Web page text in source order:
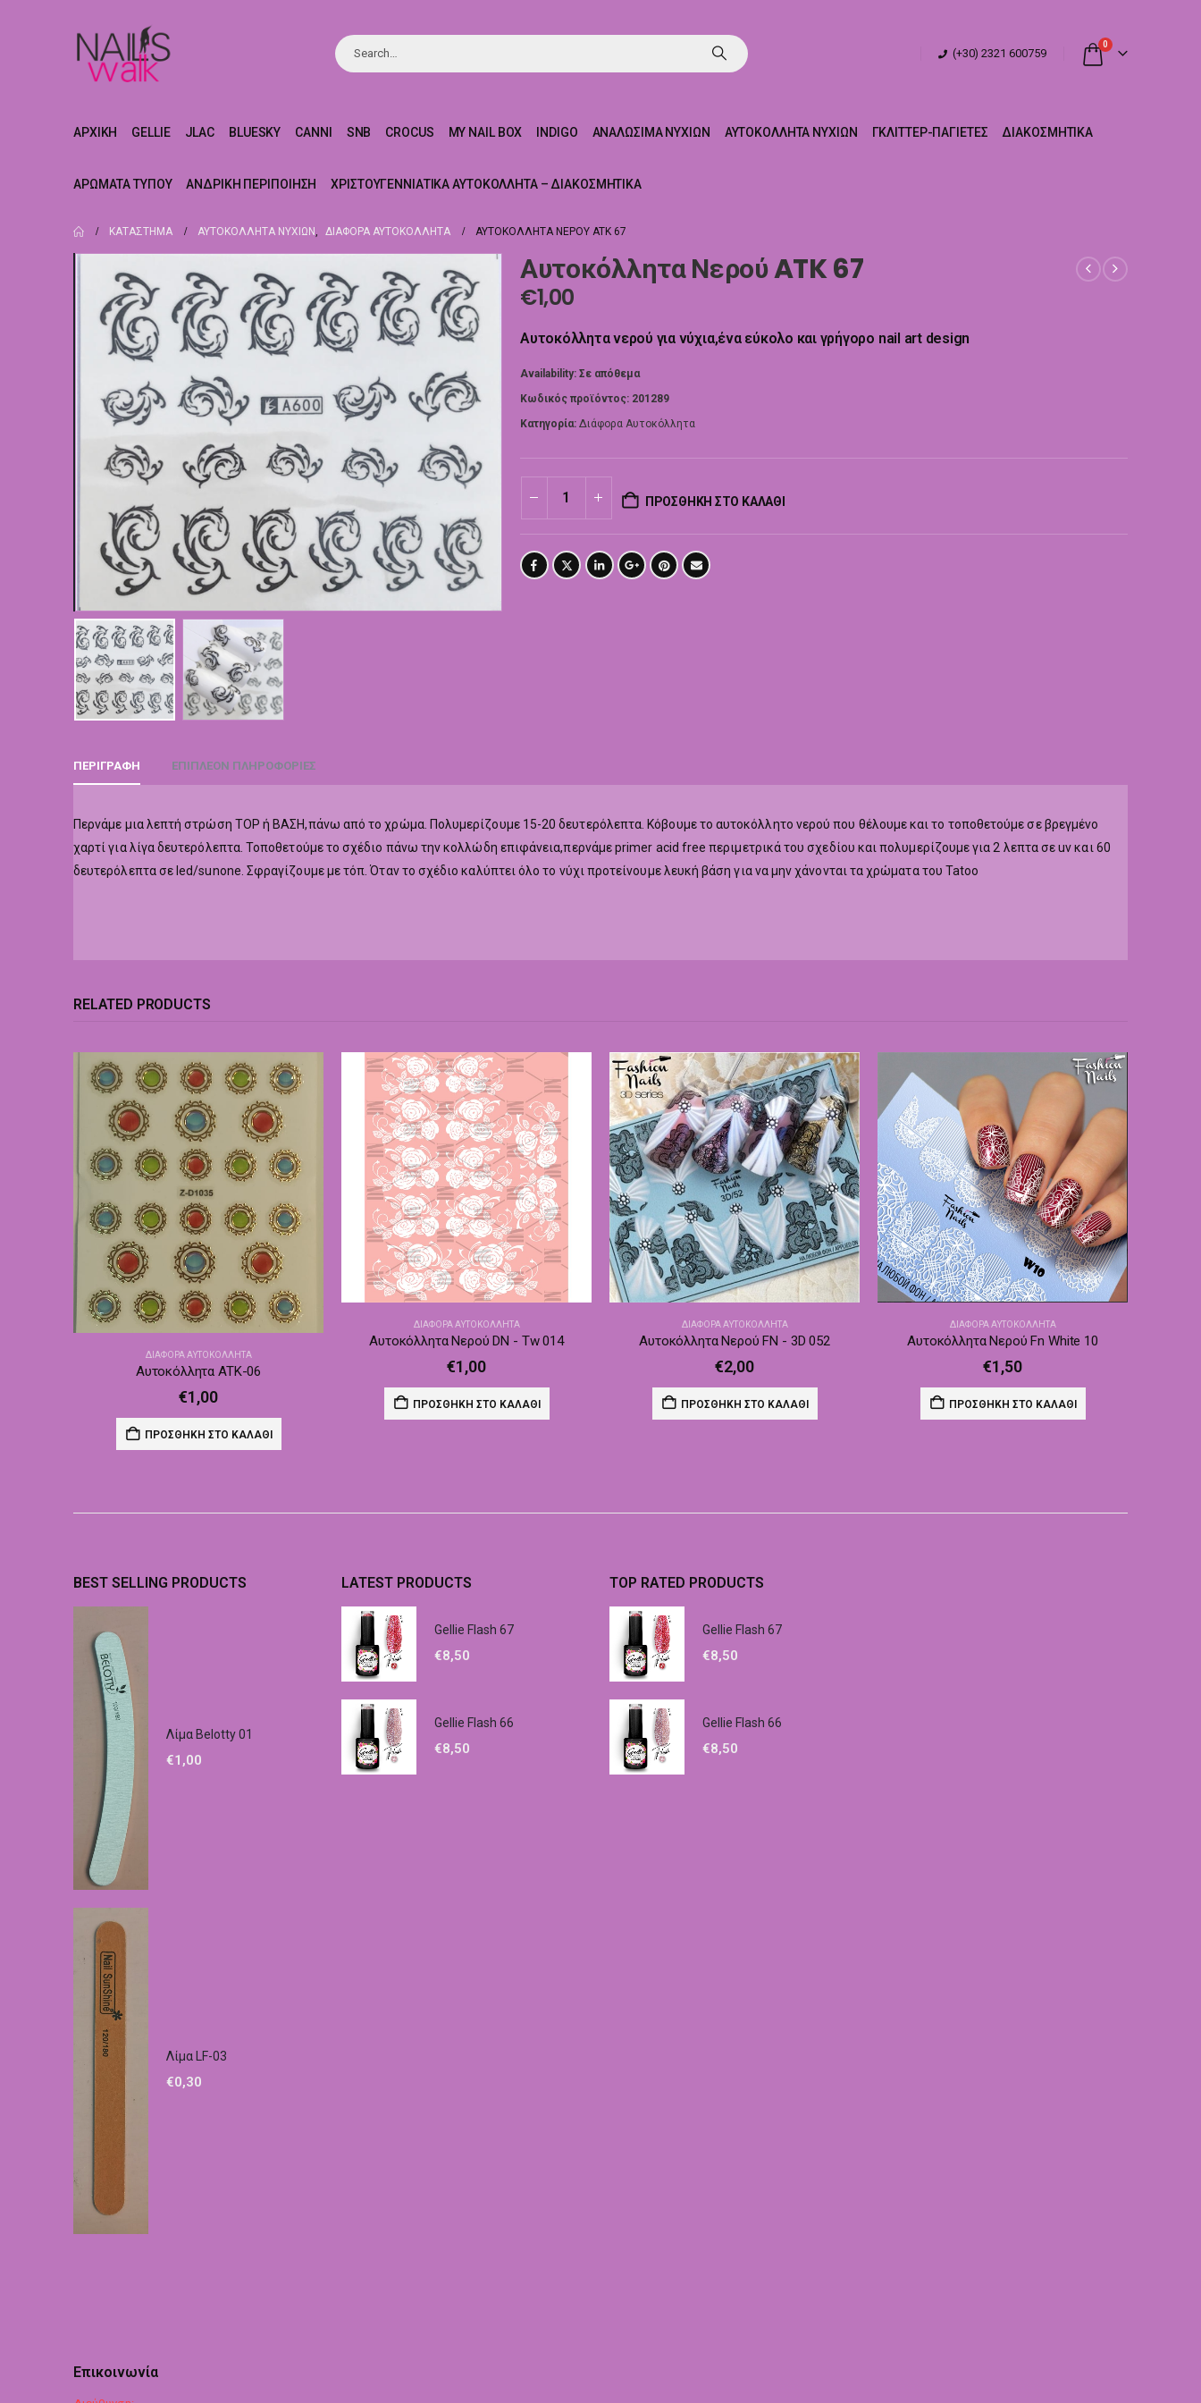
(+30) 2321 600759
0
ΑΡΧΙΚΉ GELLIE JLAC BLUESKY CANNI SNB CROCUS MY NAIL BOX INDIGO ΑΝΑΛΏΣΙΜΑ ΝΥΧΙΏΝ ΑΥΤΟΚΌΛΛΗΤΑ ΝΥΧΙΏΝ ΓΚΛΊΤΤΕΡ-ΠΑΓΙΈΤΕΣ ΔΙΑΚΟΣΜΗΤΙΚΆ
ΑΡΏΜΑΤΑ ΤΎΠΟΥ ΑΝΔΡΙΚΉ ΠΕΡΙΠΟΊΗΣΗ ΧΡΙΣΤΟΥΓΕΝΝΙΆΤΙΚΑ ΑΥΤΟΚΌΛΛΗΤΑ – ΔΙΑΚΟΣΜΗΤΙΚΆ
ΚΑΤΆΣΤΗΜΑ ΑΥΤΟΚΌΛΛΗΤΑ ΝΥΧΙΏΝ , ΔΙΆΦΟΡΑ ΑΥΤΟΚΌΛΛΗΤΑ ΑΥΤΟΚΌΛΛΗΤΑ ΝΕΡΟΎ ATK 67
Αυτοκόλλητα Νερού ATK 67
€1,00
Aυτοκόλλητα νερού για νύχια,ένα εύκολο και γρήγορο nail art design
Availability: Σε απόθεμα
Κωδικός προϊόντος: 201289
Κατηγορία: Διάφορα Αυτοκόλλητα
ΠΡΟΣΘΉΚΗ ΣΤΟ ΚΑΛΆΘΙ
ΠΕΡΙΓΡΑΦΉ ΕΠΙΠΛΈΟΝ ΠΛΗΡΟΦΟΡΊΕΣ
Περνάμε μια λεπτή στρώση TOP ή ΒΑΣΗ,πάνω από το χρώμα. Πολυμερίζουμε 15-20 δευτερόλεπτα. Κόβουμε το αυτοκόλλητο νερού που θέλουμε και το τοποθετούμε σε βρεγμένο
χαρτί για λίγα δευτερόλεπτα. Τοποθετούμε το σχέδιο πάνω την κολλώδη επιφάνεια,περνάμε primer acid free περιμετρικά του σχεδίου και πολυμερίζουμε για 2 λεπτα σε uv και 60
δευτερόλεπτα σε led/sunone. Σφραγίζουμε με τόπ. Όταν το σχέδιο καλύπτει όλο το νύχι προτείνουμε λευκή βάση για να μην χάνονται τα χρώματα του Tatoo
RELATED PRODUCTS
ΔΙΆΦΟΡΑ ΑΥΤΟΚΌΛΛΗΤΑ
Αυτοκόλλητα ATK-06
€1,00
ΠΡΟΣΘΉΚΗ ΣΤΟ ΚΑΛΆΘΙ
ΔΙΆΦΟΡΑ ΑΥΤΟΚΌΛΛΗΤΑ
Αυτοκόλλητα Νερού DN - Tw 014
€1,00
ΠΡΟΣΘΉΚΗ ΣΤΟ ΚΑΛΆΘΙ
ΔΙΆΦΟΡΑ ΑΥΤΟΚΌΛΛΗΤΑ
Αυτοκόλλητα Νερού FN - 3D 052
€2,00
ΠΡΟΣΘΉΚΗ ΣΤΟ ΚΑΛΆΘΙ
ΔΙΆΦΟΡΑ ΑΥΤΟΚΌΛΛΗΤΑ
Αυτοκόλλητα Νερού Fn White 10
€1,50
ΠΡΟΣΘΉΚΗ ΣΤΟ ΚΑΛΆΘΙ
BEST SELLING PRODUCTS
Λίμα Belotty 01
€1,00
Λίμα LF-03
€0,30
LATEST PRODUCTS
Gellie Flash 67
€8,50
Gellie Flash 66
€8,50
TOP RATED PRODUCTS
Gellie Flash 67
€8,50
Gellie Flash 66
€8,50
Επικοινωνία